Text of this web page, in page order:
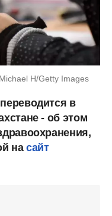
H/Getty Images
переводится в
- об этом
насайт